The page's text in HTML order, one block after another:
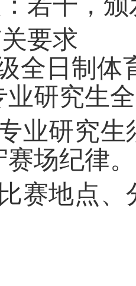
要求
全日制
研究生
业研究
场纪律。
赛地点